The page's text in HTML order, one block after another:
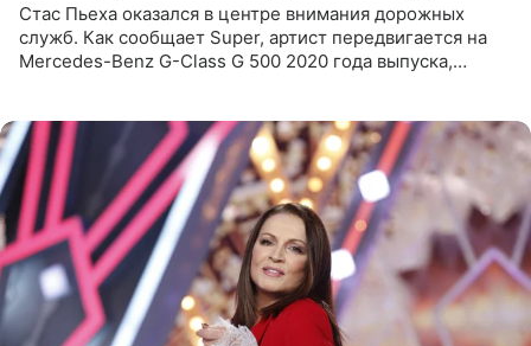
Стас Пьеха оказался в центре внимания дорожных
служб. Как сообщает Super, артист передвигается на
Mercedes-Benz G-Class G 500 2020 года выпуска,